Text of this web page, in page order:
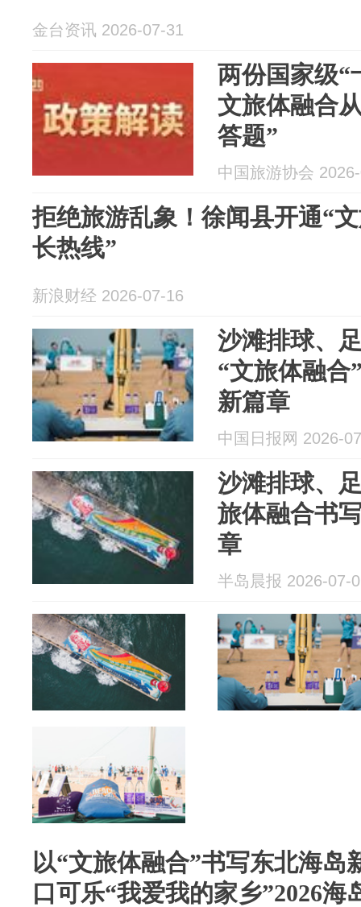
金台资讯 2026-07-31
两份国家级“
文旅体融合
答题”
中国旅游协会
拒绝旅游乱象！徐闻县开通“
长热线”
新浪财经 2026-07-16
沙滩排球、
“文旅体融合
新篇章
中国日报网 2026-
沙滩排球、足
旅体融合书
章
半岛晨报 2026-07-
以“文旅体融合”书写东北海
口可乐“我爱我的家乡”2026海